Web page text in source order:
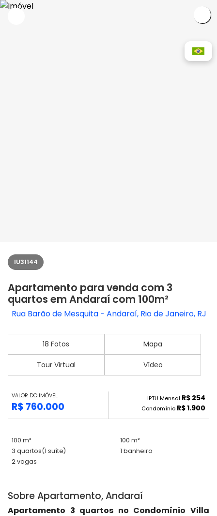
IU31144
Apartamento para venda com 3
quartos em Andaraí com 100m²
Rua Barão de Mesquita - Andaraí, Rio de Janeiro, RJ
18 Fotos Mapa
Tour Virtual Vídeo
VALOR DO IMÓVEL
R$ 760.000
IPTU Mensal R$ 254
Condomínio R$ 1.900
100 m²
100 m²
3 quartos(1 suíte)
1 banheiro
2 vagas
Sobre Apartamento, Andaraí
Apartamento 3 quartos no Condomínio Villa